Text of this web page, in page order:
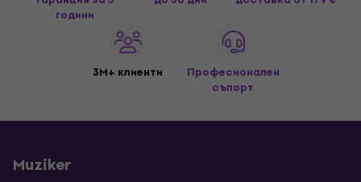
години
3M+ клиенти
Професионален
съпорт
Muziker